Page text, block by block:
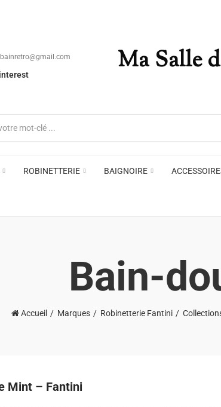
Ma Salle
ROBINETTERIE BAIGNOIRE
Voir toute la marque →
Bain-
Accueil Marques Robinetterie Fantini
Mint – Fantini